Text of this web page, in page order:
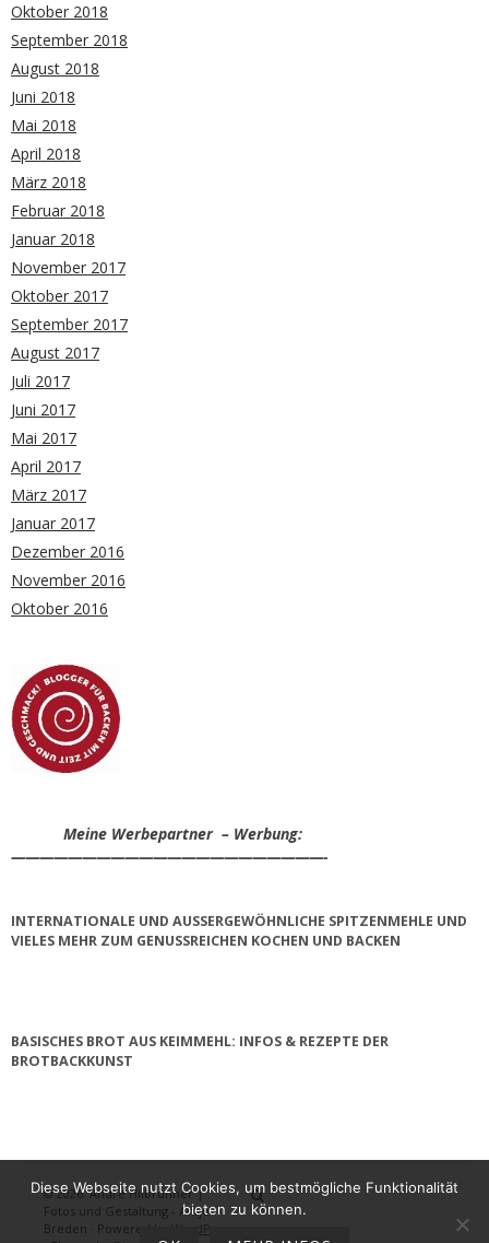
Oktober 2018
September 2018
August 2018
Juni 2018
Mai 2018
April 2018
März 2018
Februar 2018
Januar 2018
November 2017
Oktober 2017
September 2017
August 2017
Juli 2017
Juni 2017
Mai 2017
April 2017
März 2017
Januar 2017
Dezember 2016
November 2016
Oktober 2016
Meine Werbepartner – Werbung:
——————————————————————-
INTERNATIONALE UND AUSSERGEWÖHNLICHE SPITZENMEHLE UND V
IELES MEHR ZUM GENUSSREICHEN KOCHEN UND BACKEN
BASISCHES BROT AUS KEIMMEHL: INFOS & REZEPTE DER
BROTBACKKUNST
© 2026André Hilbrunner |
Fotos und Gestaltung - Antje
Breden
Powered by
WordPress
Diese Webseite nutzt Cookies, um bestmögliche Funktionalität
bieten zu können.